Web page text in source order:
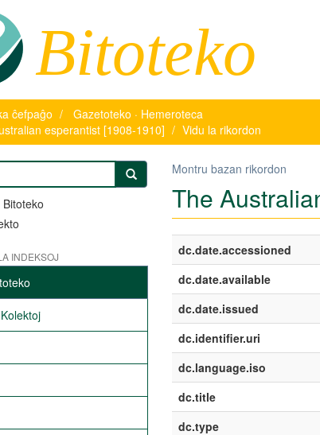
Bitoteko
ĉefpaĝo
Gazetoteko · Hemeroteca
esperantist [1908-1910]
Vidu la rikordon
INDEKSOJ
Montru bazan rikordon
The
dc.date.accessioned
dc.date.available
dc.date.issued
dc.identifier.uri
dc.language.iso
dc.title
dc.type